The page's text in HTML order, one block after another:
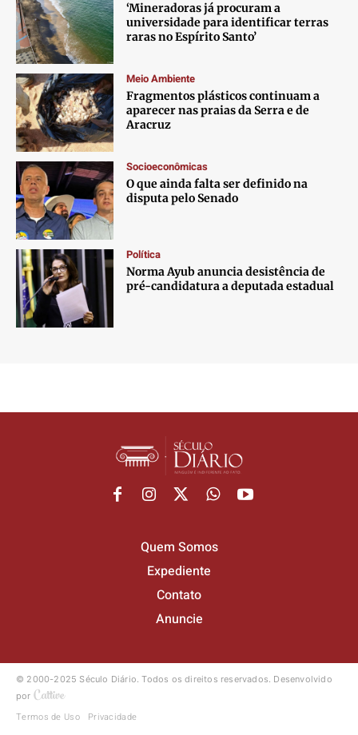
‘Mineradoras já procuram a
universidade para identificar terras
raras no Espírito Santo’
Meio Ambiente
Fragmentos plásticos continuam a
aparecer nas praias da Serra e de
Aracruz
Socioeconômicas
O que ainda falta ser definido na
disputa pelo Senado
Política
Norma Ayub anuncia desistência de
pré-candidatura a deputada estadual
Quem Somos
Expediente
Contato
Anuncie
© 2000-2025 Século Diário.Todos os direitos reservados. Desenvolvido
por
Termos de Uso Privacidade